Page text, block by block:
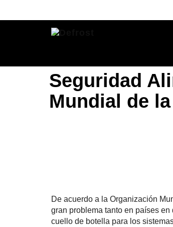
Seguridad
Mundial de
De acuerdo a la Organización
gran problema tanto en países
cuello de botella para los